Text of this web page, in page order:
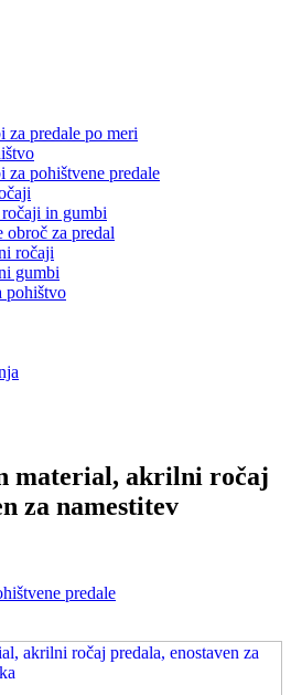
za predale po meri
za pohištvene predale
in gumbi
obroč za predal
ročaji
gumbi
pohištvo
material, akrilni ročaj
za namestitev
predale